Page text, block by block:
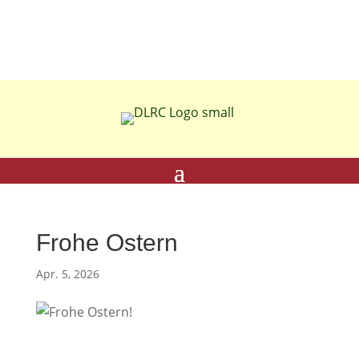
Frohe Ostern
Apr. 5, 2026